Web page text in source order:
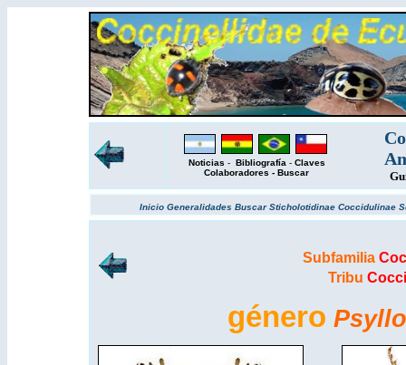
Noticias - Bibliografía - Claves
Colaboradores - Buscar
Inicio Generalidades BuscarSticholotidinae Coccidulinae
Subfamilia
Tribu
género